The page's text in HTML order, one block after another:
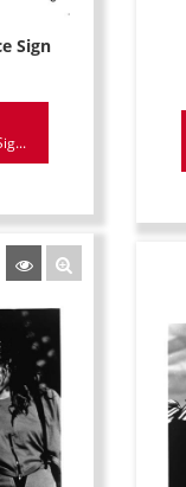
Sign